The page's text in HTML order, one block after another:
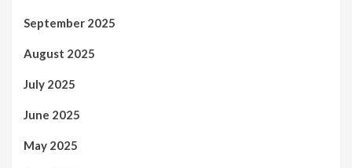
September 2025
August 2025
July 2025
June 2025
May 2025